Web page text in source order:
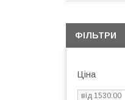
ФІЛЬТРИ
Ціна